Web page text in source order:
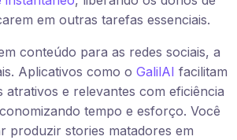
em outras tarefas essenciais.
conteúdo para as redes sociais, a
Aplicativos como o GalilAI facilitam
atrativos e relevantes com eficiência
tempo e esforço. Você
produzir stories matadores em